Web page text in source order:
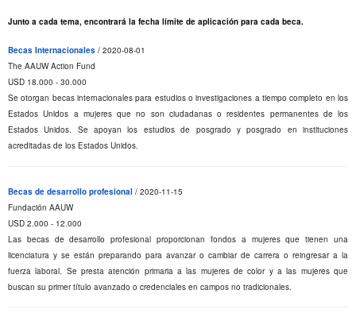
Junto a cada tema, encontrará la fecha límite de aplicación para cada beca.
Becas Internacionales / 2020-08-01
The AAUW Action Fund
USD 18.000 - 30.000
Se otorgan becas internacionales para estudios o investigaciones a tiempo completo en los
Estados Unidos a mujeres que no son ciudadanas o residentes permanentes de los
Estados Unidos. Se apoyan los estudios de posgrado y posgrado en instituciones
acreditadas de los Estados Unidos.
Becas de desarrollo profesional / 2020-11-15
Fundación AAUW
USD 2.000 - 12.000
Las becas de desarrollo profesional proporcionan fondos a mujeres que tienen una
licenciatura y se están preparando para avanzar o cambiar de carrera o reingresar a la
fuerza laboral. Se presta atención primaria a las mujeres de color y a las mujeres que
buscan su primer título avanzado o credenciales en campos no tradicionales.